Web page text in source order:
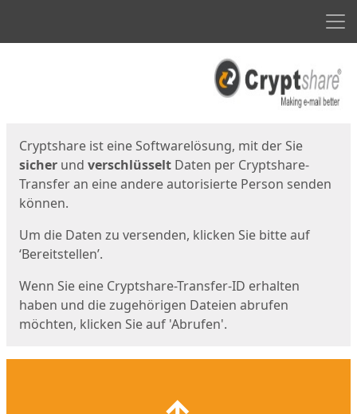
Cryptshare ist eine Softwarelösung, mit der Sie
sicher und verschlüsselt Daten per Cryptshare-
Transfer an eine andere autorisierte Person senden
können.
Um die Daten zu versenden, klicken Sie bitte auf
‘Bereitstellen’.
Wenn Sie eine Cryptshare-Transfer-ID erhalten
haben und die zugehörigen Dateien abrufen
möchten, klicken Sie auf 'Abrufen'.